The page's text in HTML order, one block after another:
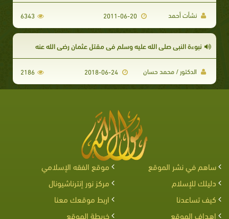
نشأت أحمد 6343
نبوءة النبي صلى الله عليه وسلم في مقتل عثمان رضي الله عنه
الدكتور / محمد حسان 2186
ساهم في نشر الموقع
موقع الفقه الإسلامي
دليلك للإسلام
مركز نور إنترناشيونال
كيف تساعدنا
اربط موقعك معنا
اهداف الموقع
خريطة الموقع